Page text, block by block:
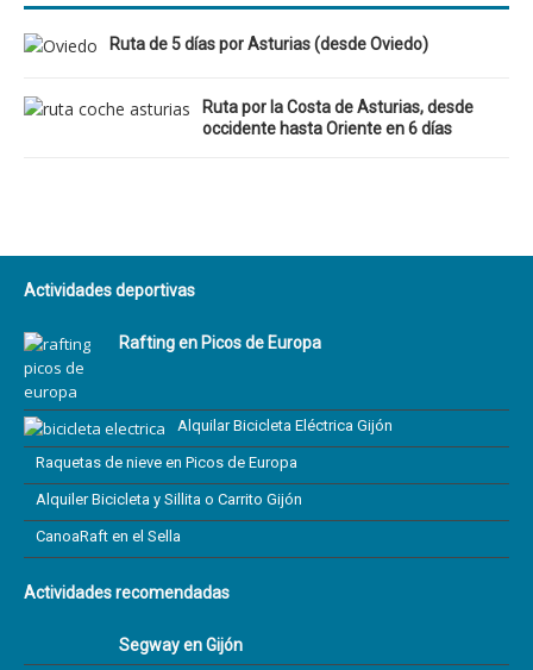
Ruta de 5 días por Asturias (desde Oviedo)
Ruta por la Costa de Asturias, desde
occidente hasta Oriente en 6 días
Actividades deportivas
Rafting en Picos de Europa
Alquilar Bicicleta Eléctrica Gijón
Raquetas de nieve en Picos de Europa
Alquiler Bicicleta y Sillita o Carrito Gijón
CanoaRaft en el Sella
Actividades recomendadas
Segway en Gijón